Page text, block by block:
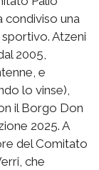
condiviso una
Atzeni
2005,
e
lo vinse),
il Borgo Don
2025. A
del Comitato
che